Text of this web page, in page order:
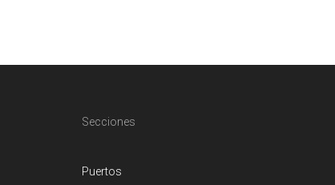
Secciones
Puertos